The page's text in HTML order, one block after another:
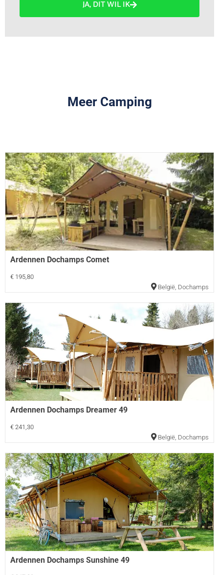
JA, DIT WIL IK
Meer Camping
Ardennen Dochamps Comet
€ 195,80
België, Dochamps
Ardennen Dochamps Dreamer 49
€ 241,30
België, Dochamps
Ardennen Dochamps Sunshine 49